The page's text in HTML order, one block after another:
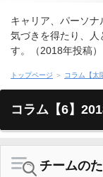
キャリア、パーソ
気づきを得たり、人
す。（2018年投稿）
トップページ ＞ コラム【太
コラム【6】
チームの